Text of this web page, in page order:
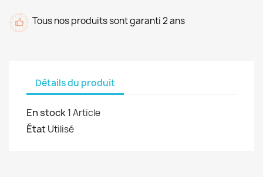
Tous nos produits sont garanti 2 ans
Détails du produit
En stock1 Article
ÉtatUtilisé